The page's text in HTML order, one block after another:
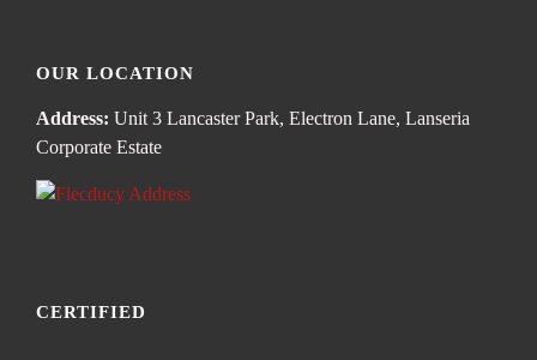
OUR LOCATION
Address: Unit 3 Lancaster Park, Electron Lane, Lanseria
Corporate Estate
CERTIFIED